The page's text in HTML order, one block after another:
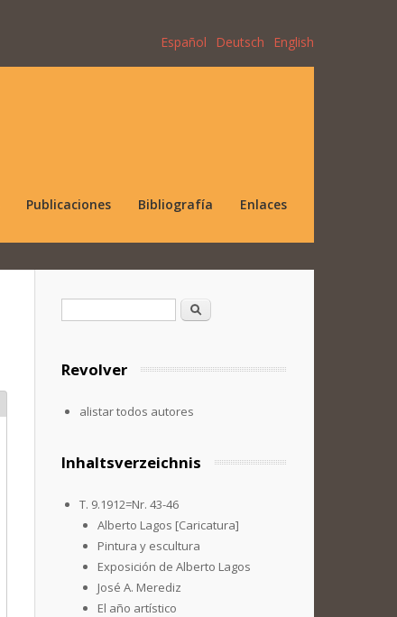
Español Deutsch English
Publicaciones Bibliografía Enlaces
Formulario de búsqueda
Buscar
Revolver
alistar todos autores
Inhaltsverzeichnis
T. 9.1912=Nr. 43-46
Alberto Lagos [Caricatura]
Pintura y escultura
Exposición de Alberto Lagos
José A. Merediz
El año artístico